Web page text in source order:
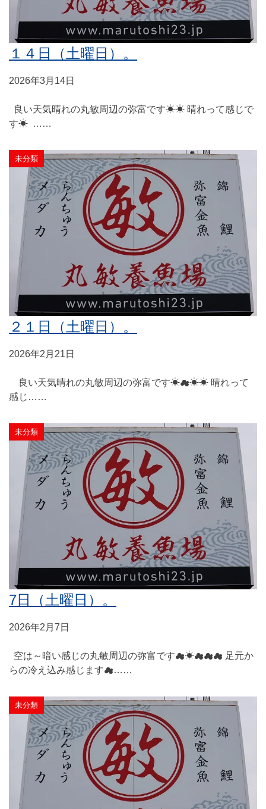
１４日（土曜日）。
2026年3月14日
良い天気晴れの丸敏周辺の弥富です☀☀ 晴れって感じで
す☀ ……
未分類
２１日（土曜日）。
2026年2月21日
良い天気晴れの丸敏周辺の弥富です☀☁☀☀ 晴れって
感じ……
未分類
7日（土曜日）。
2026年2月7日
空は～暗い感じの丸敏周辺の弥富です☁☀☁☁☁ 足元か
らの冷え込み感じます☁……
未分類